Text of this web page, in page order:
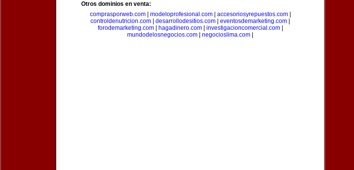
Otros dominios en venta:
comprasporweb.com| modeloprofesional.com| accesoriosyrepuestos.com|
controldenutricion.com
desarrollodesitios.com eventosdemarketing.com
forodemarketing.com| hagadinero.com| investigacioncomercial.com|
mundodelosnegocios.com
negocioslima.com